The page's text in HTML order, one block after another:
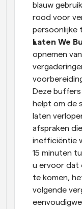
blauw
rood voor
persoonlijke
Laten We
opnemen
Deze
helpt om de
laten
afspraken
inefficiëntie
15 minuten
u ervoor dat
te komen,
volgende